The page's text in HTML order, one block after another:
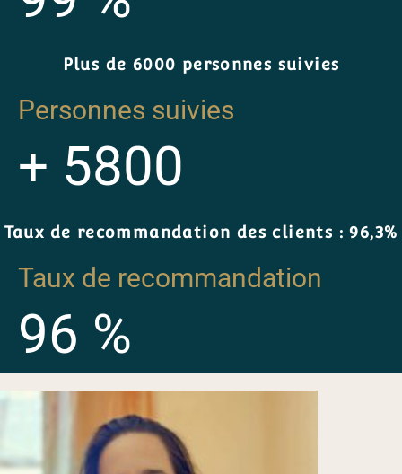
Plus de 6000 personnes suivies
Personnes suivies
+ 5800
Taux de recommandation des clients : 96,3%
Taux de recommandation
96 %